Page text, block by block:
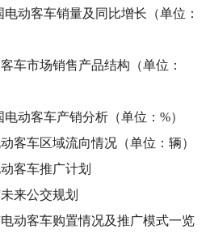
电动客车销量及同比增长（单位：
车市场销售产品结构（单位：
电动客车产销分析（单位：%）
客车区域流向情况（单位：辆）
客车推广计划
来公交规划
动客车购置情况及推广模式一览